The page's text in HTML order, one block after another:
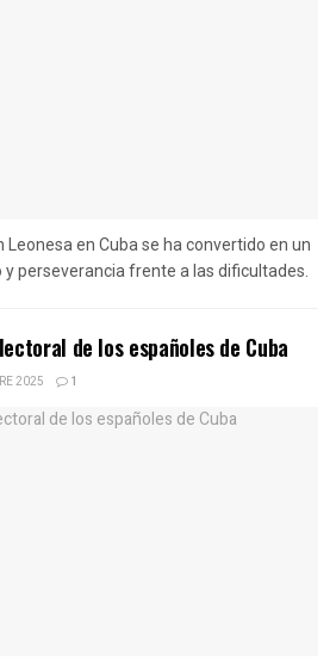
Leonesa en Cuba se ha convertido en un
perseverancia frente a las dificultades.
de los españoles de Cuba
2025 1